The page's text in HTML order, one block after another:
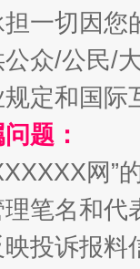
一切因
众/公民/
定和国
题：
网”
笔名和
投诉报